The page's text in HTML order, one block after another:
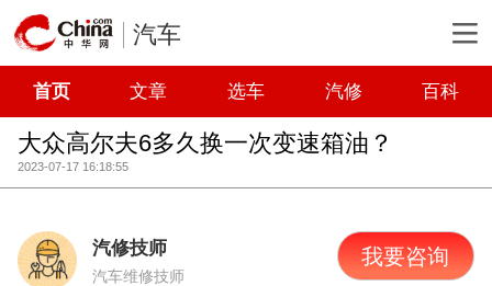
汽车
首页 文章 选车 汽修 百科
大众高尔夫6多久换一次变速箱油？
2023-07-17 16:18:55
汽修技师
汽车维修技师
我要咨询